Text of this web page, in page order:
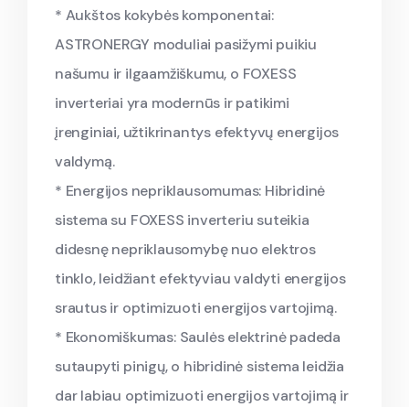
* Aukštos kokybės komponentai:
ASTRONERGY moduliai pasižymi puikiu
našumu ir ilgaamžiškumu, o FOXESS
inverteriai yra modernūs ir patikimi
įrenginiai, užtikrinantys efektyvų energijos
valdymą.
* Energijos nepriklausomumas: Hibridinė
sistema su FOXESS inverteriu suteikia
didesnę nepriklausomybę nuo elektros
tinklo, leidžiant efektyviau valdyti energijos
srautus ir optimizuoti energijos vartojimą.
* Ekonomiškumas: Saulės elektrinė padeda
sutaupyti pinigų, o hibridinė sistema leidžia
dar labiau optimizuoti energijos vartojimą ir